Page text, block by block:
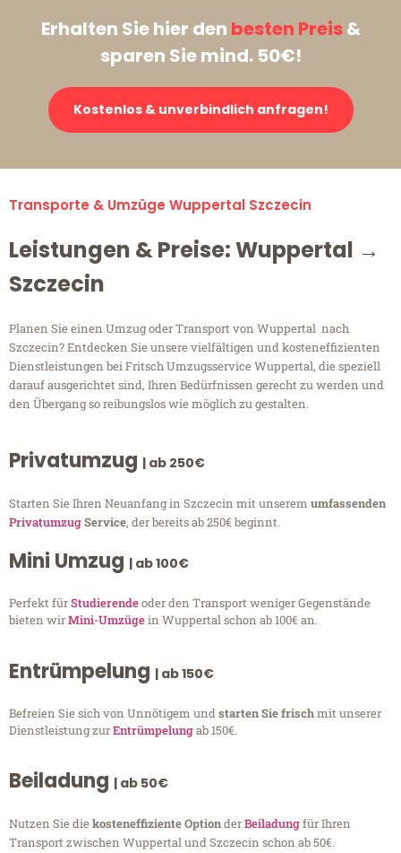
Erhalten Sie hier den besten Preis&
sparen Sie mind. 50€!
Kostenlos & unverbindlich anfragen!
Transporte & Umzüge Wuppertal Szczecin
Leistungen & Preise: Wuppertal →
Szczecin
Planen Sie einen Umzug oder Transport von Wuppertal nach
Szczecin? Entdecken Sie unsere vielfältigen und kosteneffizienten
Dienstleistungen bei Fritsch Umzugsservice Wuppertal, die speziell
darauf ausgerichtet sind, Ihren Bedürfnissen gerecht zu werden und
den Übergang so reibungslos wie möglich zu gestalten.
Privatumzug | ab 250€
Starten Sie Ihren Neuanfang in Szczecin mit unserem umfassenden
PrivatumzugService, der bereits ab 250€ beginnt.
Mini Umzug | ab 100€
Perfekt fürStudierendeoder den Transport weniger Gegenstände
bieten wirMini-Umzügein Wuppertal schon ab 100€ an.
Entrümpelung | ab 150€
Befreien Sie sich von Unnötigem undstarten Sie frischmit unserer
Dienstleistung zurEntrümpelungab 150€.
Beiladung | ab 50€
Nutzen Sie diekosteneffiziente OptionderBeiladungfür Ihren
Transport zwischen Wuppertal und Szczecin schon ab 50€.